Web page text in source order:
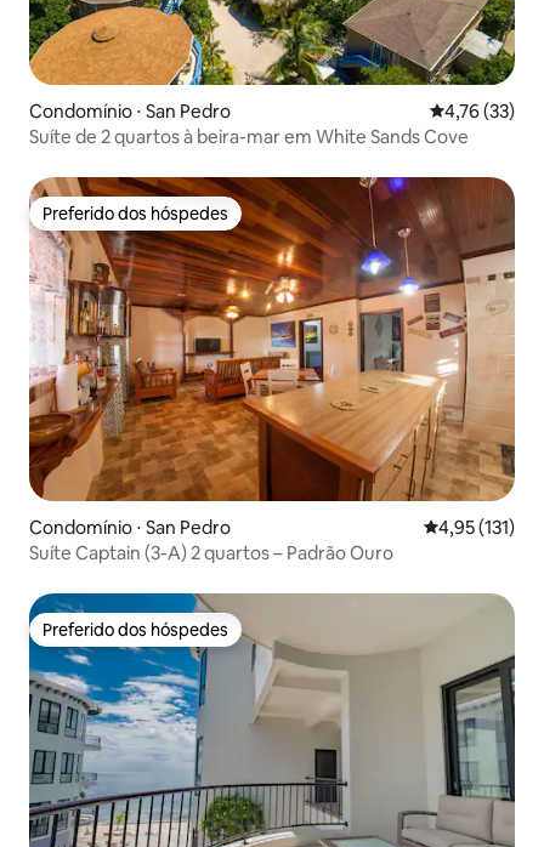
Condomínio ⋅ San Pedro 4,76 de uma
4,76 (33)
Suíte de 2 quartos à beira-mar em White Sands Cove
Preferido dos hóspedes
Preferido dos hóspedes
Condomínio ⋅ San Pedro 4,95 de uma
4,95 (131)
Suíte Captain (3-A) 2 quartos – Padrão Ouro
Preferido dos hóspedes
Preferido dos hóspedes